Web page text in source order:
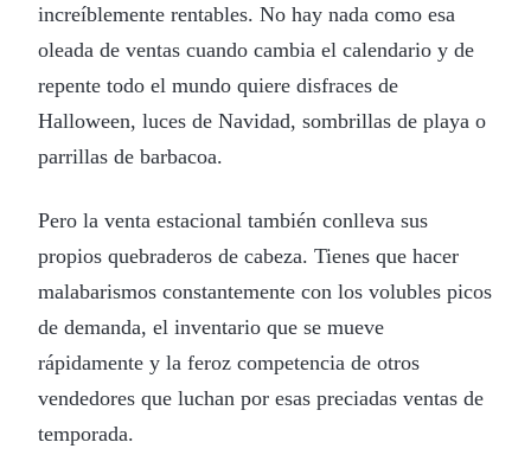
increíblemente rentables. No hay nada como esa
oleada de ventas cuando cambia el calendario y de
repente todo el mundo quiere disfraces de
Halloween, luces de Navidad, sombrillas de playa o
parrillas de barbacoa.
Pero la venta estacional también conlleva sus
propios quebraderos de cabeza. Tienes que hacer
malabarismos constantemente con los volubles picos
de demanda, el inventario que se mueve
rápidamente y la feroz competencia de otros
vendedores que luchan por esas preciadas ventas de
temporada.